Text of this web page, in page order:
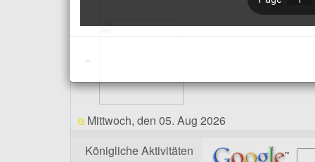
Mittwoch, den 05. Aug 2026
Königliche Aktivitäten